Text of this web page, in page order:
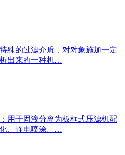
殊的过滤介质，对对象施加一定
出来的一种机…
用于固液分离为板框式压滤机配
、静电喷涂。…